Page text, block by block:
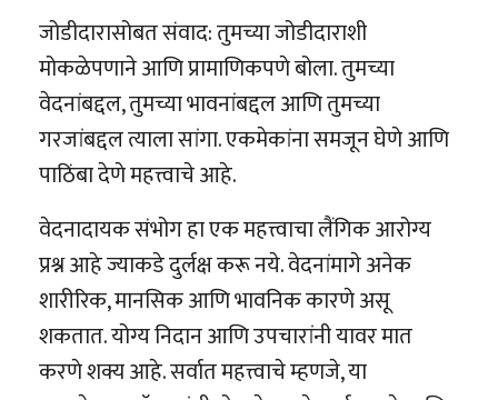
जोडीदारासोबत संवाद: तुमच्या जोडीदाराशी
मोकळेपणाने आणि प्रामाणिकपणे बोला. तुमच्या
वेदनांबद्दल, तुमच्या भावनांबद्दल आणि तुमच्या
गरजांबद्दल त्याला सांगा. एकमेकांना समजून घेणे आणि
पाठिंबा देणे महत्त्वाचे आहे.
वेदनादायक संभोग हा एक महत्त्वाचा लैंगिक आरोग्य
प्रश्न आहे ज्याकडे दुर्लक्ष करू नये. वेदनांमागे अनेक
शारीरिक, मानसिक आणि भावनिक कारणे असू
शकतात. योग्य निदान आणि उपचारांनी यावर मात
करणे शक्य आहे. सर्वात महत्त्वाचे म्हणजे, या